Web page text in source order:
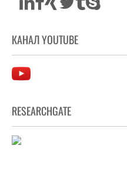
КАНАЛ YOUTUBE
RESEARCHGATE